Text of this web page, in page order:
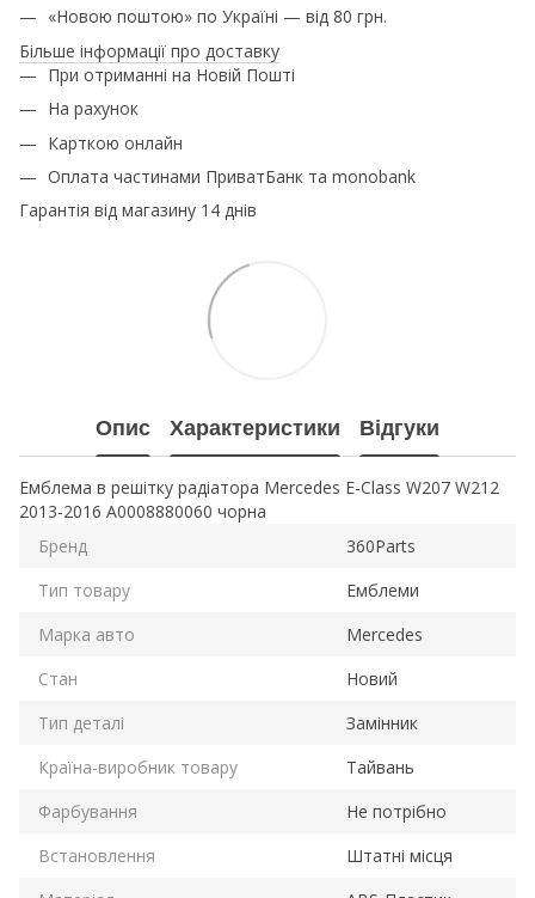
«Новою поштою» по Україні — від 80 грн.
Більше інформації про доставку
При отриманні на Новій Пошті
На рахунок
Карткою онлайн
Оплата частинами ПриватБанк та monobank
Гарантія від магазину 14 днів
Опис Характеристики Відгуки
Емблема в решітку радіатора Mercedes E-Class W207 W212
2013-2016 A0008880060 чорна
Бренд
360Parts
Тип товару
Емблеми
Марка авто
Mercedes
Стан
Новий
Тип деталі
Замінник
Країна-виробник товару
Тайвань
Фарбування
Не потрібно
Встановлення
Штатні місця